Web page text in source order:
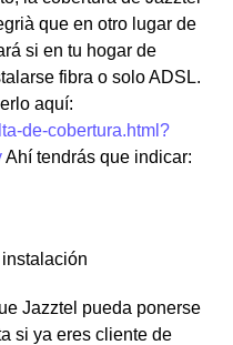
que en otro lugar de
si en tu hogar de
fibra o solo ADSL.
aquí:
de-cobertura.html?
Ahí tendrás que indicar:
Jazztel pueda ponerse
si ya eres cliente de